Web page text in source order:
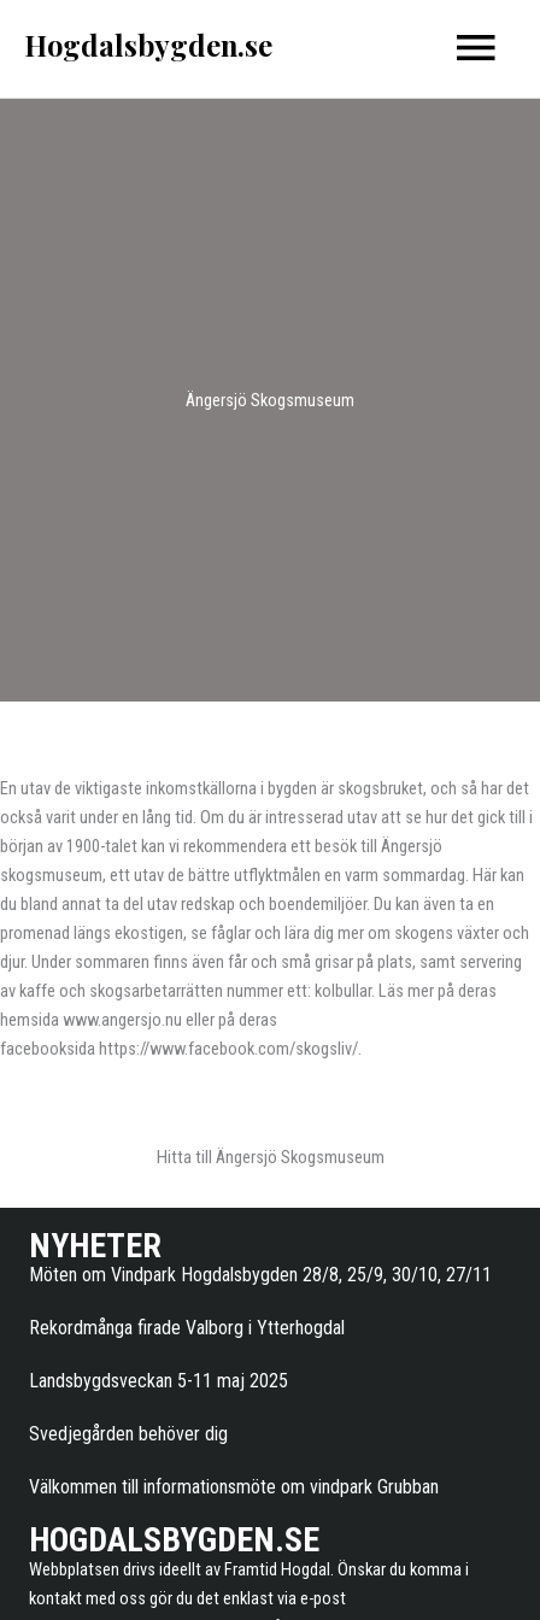
Hogdalsbygden.se
Ängersjö Skogsmuseum
En utav de viktigaste inkomstkällorna i bygden är skogsbruket, och så har det
också varit under en lång tid. Om du är intresserad utav att se hur det gick till i
början av 1900-talet kan vi rekommendera ett besök till Ängersjö
skogsmuseum, ett utav de bättre utflyktmålen en varm sommardag. Här kan
du bland annat ta del utav redskap och boendemiljöer. Du kan även ta en
promenad längs ekostigen, se fåglar och lära dig mer om skogens växter och
djur. Under sommaren finns även får och små grisar på plats, samt servering
av kaffe och skogsarbetarrätten nummer ett: kolbullar. Läs mer på deras
hemsida www.angersjo.nu eller på deras
facebooksida https://www.facebook.com/skogsliv/.
Hitta till Ängersjö Skogsmuseum
NYHETER
Möten om Vindpark Hogdalsbygden 28/8, 25/9, 30/10, 27/11
Rekordmånga firade Valborg i Ytterhogdal
Landsbygdsveckan 5-11 maj 2025
Svedjegården behöver dig
Välkommen till informationsmöte om vindpark Grubban
HOGDALSBYGDEN.SE
Webbplatsen drivs ideellt av Framtid Hogdal. Önskar du komma i
kontakt med oss gör du det enklast via e-post